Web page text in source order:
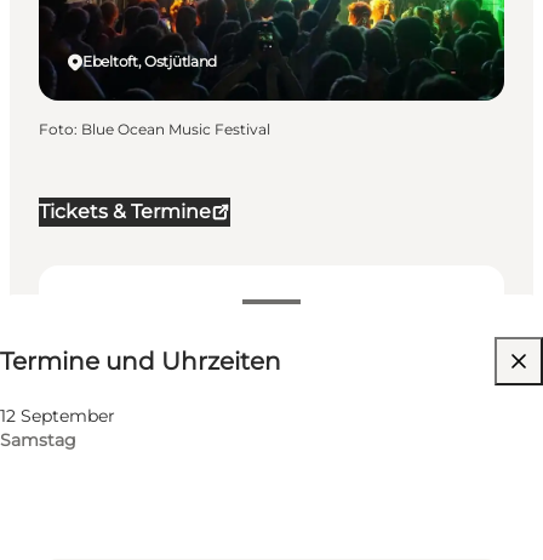
Tickets & Termine
Termine und Uhrzeiten
Termine und Uhrzeiten
12 September
Samstag
Website besuchen
Ebeltoft, Ostjütland
Foto: Blue Ocean Music Festival